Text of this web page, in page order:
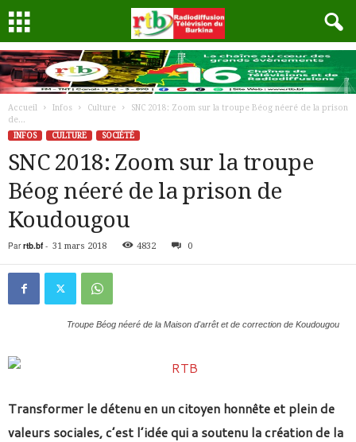
Accueil Infos Culture
SNC 2018: Zoom sur la troupe Béog néeré de la prison
de...
INFOS
CULTURE SOCIÉTÉ
SNC 2018: Zoom sur la troupe
Béog néeré de la prison de
Koudougou
Par rtb.bf- 31 mars 2018 4832 0
Troupe Béog néeré de la Maison d'arrêt et de correction de Koudougou
Transformer le détenu en un citoyen honnête et plein de
valeurs sociales, c’est l’idée qui a soutenu la création de la